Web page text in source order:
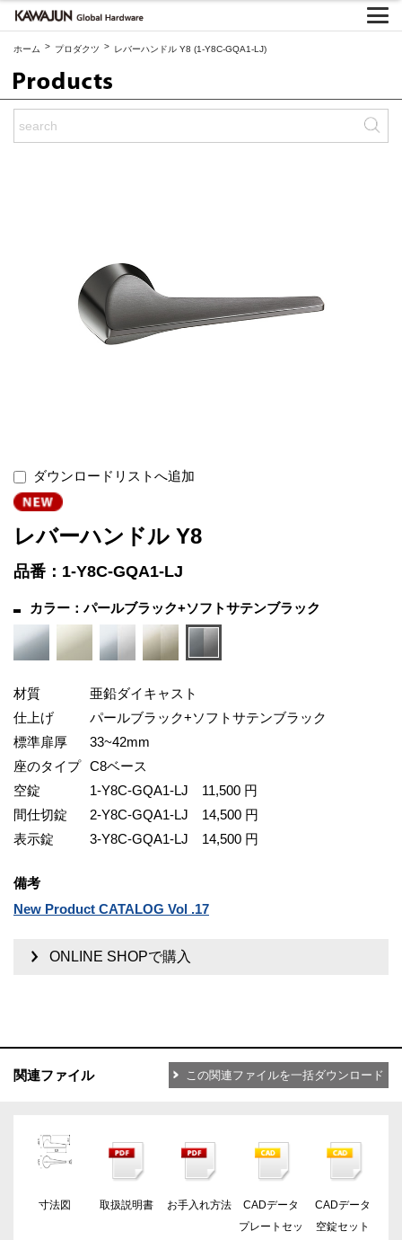
ホーム > プロダクツ > レバーハンドル Y8 (1-Y8C-GQA1-LJ)
ダウンロードリストへ追加
レバーハンドル Y8
品番：1-Y8C-GQA1-LJ
カラー：パールブラック+ソフトサテンブラック
材質
亜鉛ダイキャスト
仕上げ
パールブラック+ソフトサテンブラック
標準扉厚
33~42mm
座のタイプ C8ベース
空錠
1-Y8C-GQA1-LJ
11,500 円
間仕切錠
2-Y8C-GQA1-LJ
14,500 円
表示錠
3-Y8C-GQA1-LJ 14,500 円
備考
New Product CATALOG Vol .17
ONLINE SHOPで購入
関連ファイル この関連ファイルを一括ダウンロード
寸法図 取扱説明書 お手入れ方法
CADデータ
プレートセッ
CADデータ
空錠セット